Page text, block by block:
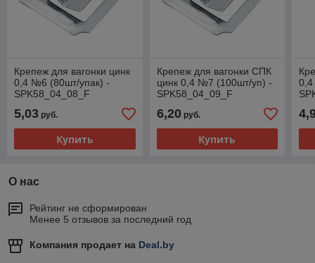
Крепеж для вагонки цинк
0,4 №6 (80шт/упак) -
SPK58_04_08_F
5,03 руб.
Купить
Крепеж для вагонки СПК
цинк 0,4 №7 (100шт/уп) -
SPK58_04_09_F
6,20руб.
Купить
О нас
Рейтинг не сформирован
Менее 5 отзывов за последний год
Компания продает на Deal.by